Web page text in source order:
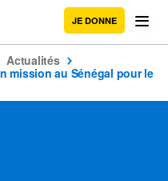
JE DONNE
Actualités
mission au Sénégal pour le